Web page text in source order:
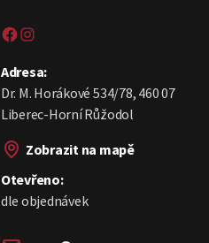
Sweet pain tattoo na Facebooku
Sweetpain tattoo na Instagramu
Adresa:
Dr. M. Horákové 534/78, 460 07
Liberec-Horní Růžodol
Zobrazit na mapě
Otevřeno:
dle objednávek